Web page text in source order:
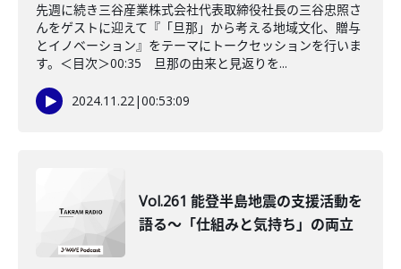
先週に続き三谷産業株式会社代表取締役社長の三谷忠照さ
んをゲストに迎えて『「旦那」から考える地域文化、贈与
とイノベーション』をテーマにトークセッションを行いま
す。＜目次＞00:35 旦那の由来と見返りを...
2024.11.22|00:53:09
Vol.261 能登半島地震の支援活動を
語る～「仕組みと気持ち」の両立